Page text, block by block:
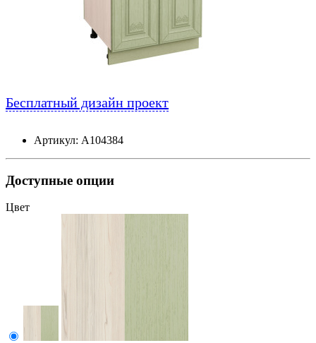
Бесплатный дизайн проект
Артикул: А104384
Доступные опции
Цвет